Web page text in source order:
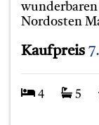
Nordosten
Kaufpreis
4 5